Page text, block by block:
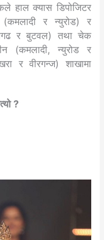
हाल क्यास डिपोजिटर
(कमलादी र न्युरोड) र
र बुटवल) तथा चेक
(कमलादी, न्युरोड र
र वीरगन्ज) शाखामा
?